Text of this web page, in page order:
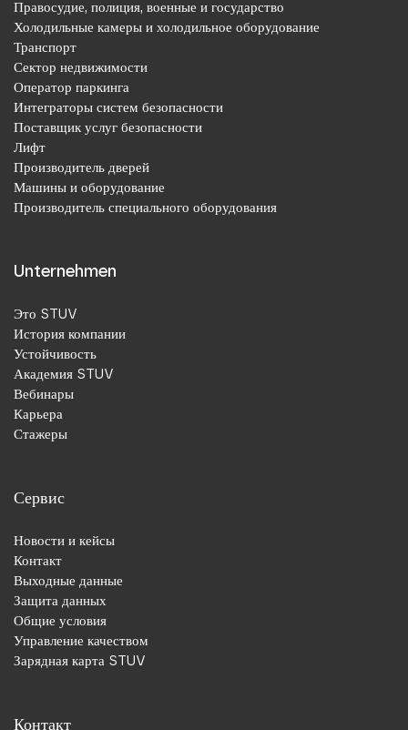
Правосудие, полиция, военные и государство
Холодильные камеры и холодильное оборудование
Транспорт
Сектор недвижимости
Оператор паркинга
Интеграторы систем безопасности
Поставщик услуг безопасности
Лифт
Производитель дверей
Машины и оборудование
Производитель специального оборудования
Unternehmen
Это STUV
История компании
Устойчивость
Академия STUV
Вебинары
Карьера
Стажеры
Сервис
Новости и кейсы
Контакт
Выходные данные
Защита данных
Общие условия
Управление качеством
Зарядная карта STUV
Контакт